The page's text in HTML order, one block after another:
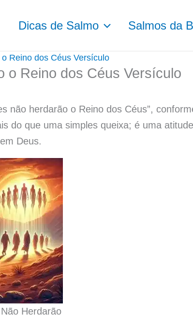
Dicas de Salmo Salmos da
Reino dos Céus Versículo
o Reino dos Céus Versículo
não herdarão o Reino dos Céus”,
do que uma simples queixa; é uma
Deus.
Herdarão